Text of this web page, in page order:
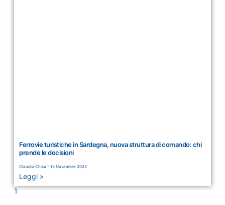
Ferrovie turistiche in Sardegna, nuova struttura di comando: chi
prende le decisioni
Claudio Chisu 13 Novembre 2025
Leggi »